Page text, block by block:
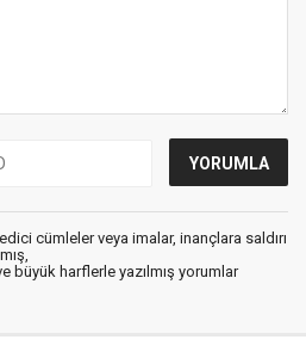
cümleler veya imalar, inançlara saldırı
büyük harflerle yazılmış yorumlar